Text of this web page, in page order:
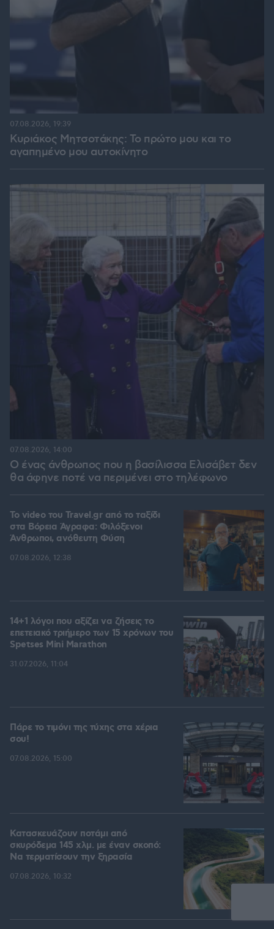
Κυριάκος Μητσοτάκης: Το πρώτο μου και το
αγαπημένο μου αυτοκίνητο
07.08.2026, 19:39
Ο ένας άνθρωπος που η βασίλισσα Ελισάβετ δεν
θα άφηνε ποτέ να περιμένει στο τηλέφωνο
07.08.2026, 14:00
To video του Travel.gr από το ταξίδι
στα Βόρεια Άγραφα: Φιλόξενοι
Άνθρωποι, ανόθευτη Φύση
07.08.2026, 12:38
14+1 λόγοι που αξίζει να ζήσεις το
επετειακό τριήμερο των 15 χρόνων του
Spetses Mini Marathon
31.07.2026, 11:04
Πάρε το τιμόνι της τύχης στα χέρια
σου!
07.08.2026, 15:00
Κατασκευάζουν ποτάμι από
σκυρόδεμα 145 χλμ. με έναν σκοπό:
Να τερματίσουν την ξηρασία
07.08.2026, 10:32